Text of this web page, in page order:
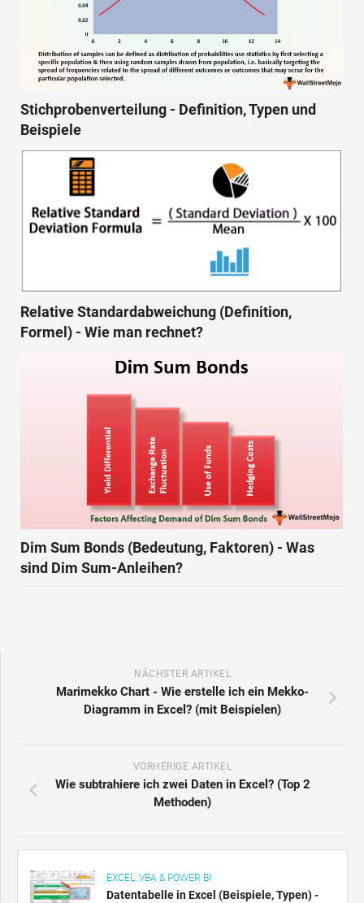
Stichprobenverteilung - Definition, Typen und
Beispiele
Relative Standardabweichung (Definition,
Formel) - Wie man rechnet?
Dim Sum Bonds (Bedeutung, Faktoren) - Was
sind Dim Sum-Anleihen?
NÄCHSTER ARTIKEL
Marimekko Chart - Wie erstelle ich ein Mekko-
Diagramm in Excel? (mit Beispielen)
VORHERIGE ARTIKEL
Wie subtrahiere ich zwei Daten in Excel? (Top 2
Methoden)
EXCEL, VBA & POWER BI
Datentabelle in Excel (Beispiele, Typen) -